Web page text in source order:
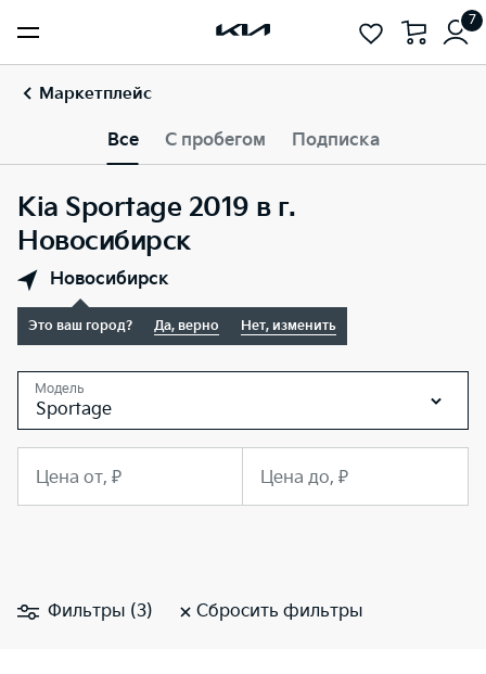
7
Маркетплейс
Все С пробегом Подписка
Kia Sportage 2019 в г.
Новосибирск
Новосибирск
Это ваш город? Да, верно Нет, изменить
Модель
Sportage
Цена от, ₽ Цена до, ₽
Фильтры (3) Сбросить фильтры